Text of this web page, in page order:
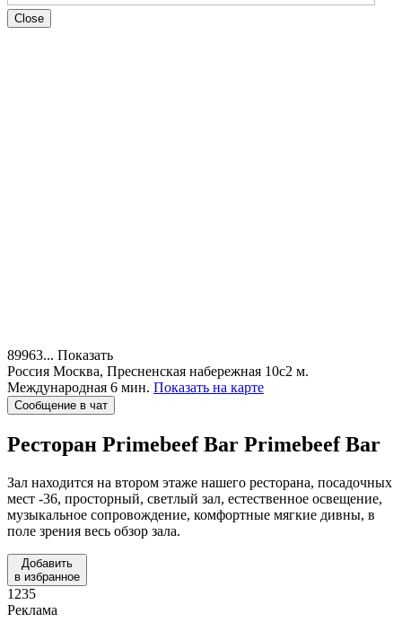
Close
89963... Показать
Россия Москва, Пресненская набережная 10с2 м.
Международная 6 мин. Показать на карте
Сообщение в чат
Ресторан Primebeef Bar Primebeef Bar
Зал находится на втором этаже нашего ресторана, посадочных
мест -36, просторный, светлый зал, естественное освещение,
музыкальное сопровождение, комфортные мягкие дивны, в
поле зрения весь обзор зала.
Добавить
в избранное
1235
Реклама